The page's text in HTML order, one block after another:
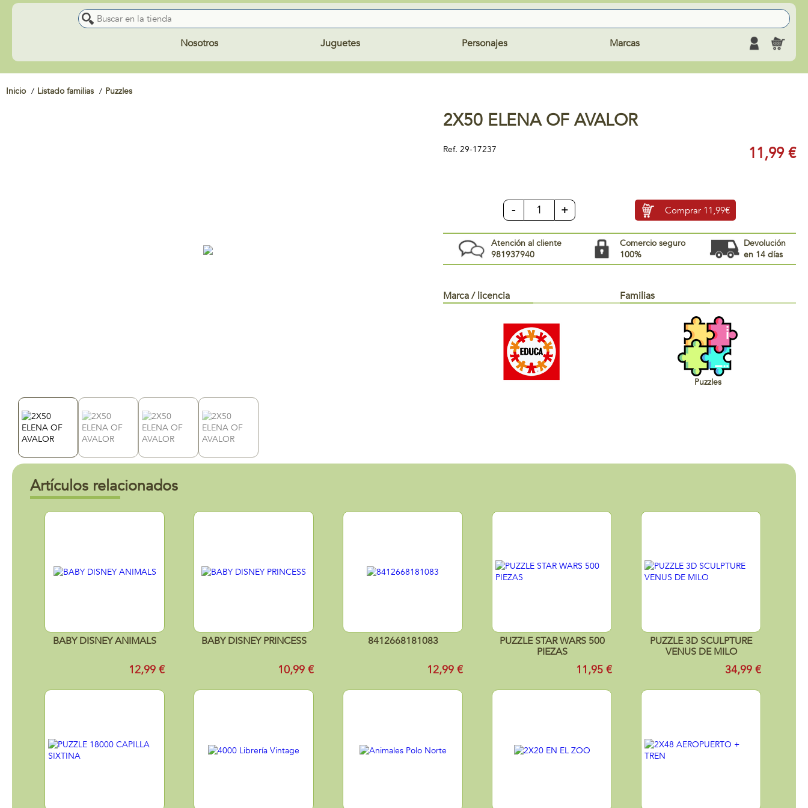
Nosotros Juguetes Personajes Marcas
Inicio Listado familias Puzzles
2X50 ELENA OF AVALOR
Ref. 29-17237 11,99 €
- + Comprar 11,99€
Atención al cliente
981937940
Comercio seguro
100%
Devolución
en 14 días
Marca / licencia Familias
Puzzles
Artículos relacionados
BABY DISNEY ANIMALS
12,99 €
BABY DISNEY PRINCESS
10,99 €
8412668181083
12,99 €
PUZZLE STAR WARS 500
PIEZAS
11,95 €
PUZZLE 3D SCULPTURE
VENUS DE MILO
34,99 €